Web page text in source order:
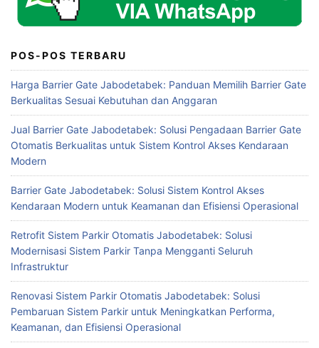
POS-POS TERBARU
Harga Barrier Gate Jabodetabek: Panduan Memilih Barrier Gate
Berkualitas Sesuai Kebutuhan dan Anggaran
Jual Barrier Gate Jabodetabek: Solusi Pengadaan Barrier Gate
Otomatis Berkualitas untuk Sistem Kontrol Akses Kendaraan
Modern
Barrier Gate Jabodetabek: Solusi Sistem Kontrol Akses
Kendaraan Modern untuk Keamanan dan Efisiensi Operasional
Retrofit Sistem Parkir Otomatis Jabodetabek: Solusi
Modernisasi Sistem Parkir Tanpa Mengganti Seluruh
Infrastruktur
Renovasi Sistem Parkir Otomatis Jabodetabek: Solusi
Pembaruan Sistem Parkir untuk Meningkatkan Performa,
Keamanan, dan Efisiensi Operasional